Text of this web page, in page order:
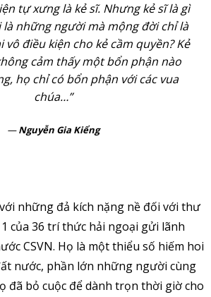
tự xưng là kẻ sĩ. Nhưng kẻ sĩ là gì
là những người mà mộng đời chỉ là
vô điều kiện cho kẻ cầm quyền? Kẻ
cảm thấy một bổn phận nào
họ chỉ có bổn phận với các vua
chúa…”
Nguyễn Gia Kiểng
những đả kích nặng nề đối với thư
của 36 trí thức hải ngoại gửi lãnh
CSVN. Họ là một thiểu số hiếm hoi
nước, phần lớn những người cùng
đã bỏ cuộc để dành trọn thời giờ cho